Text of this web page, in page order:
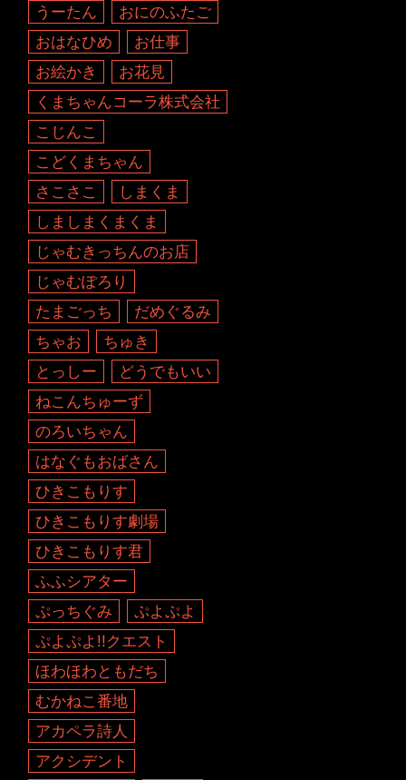
うーたん
おにのふたご
おはなひめ
お仕事
お絵かき
お花見
くまちゃんコーラ株式会社
こじんこ
こどくまちゃん
さこさこ
しまくま
しましまくまくま
じゃむきっちんのお店
じゃむぽろり
たまごっち
だめぐるみ
ちゃお
ちゅき
とっしー
どうでもいい
ねこんちゅーず
のろいちゃん
はなぐもおばさん
ひきこもりす
ひきこもりす劇場
ひきこもりす君
ふふシアター
ぷっちぐみ
ぷよぷよ
ぷよぷよ!!クエスト
ほわほわともだち
むかねこ番地
アカペラ詩人
アクシデント